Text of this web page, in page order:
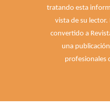
tratando esta
vista de su
convertido a
una
profesionales